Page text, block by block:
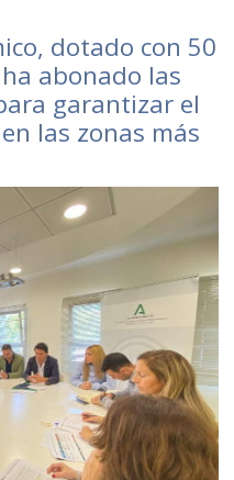
dotado con 50
abonado las
garantizar el
las zonas más